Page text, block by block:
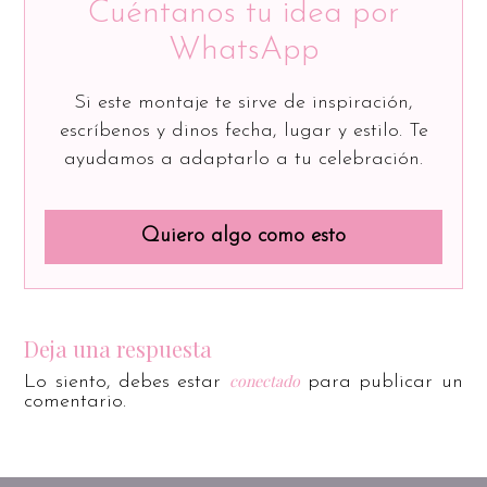
Cuéntanos tu idea por
WhatsApp
Si este montaje te sirve de inspiración,
escríbenos y dinos fecha, lugar y estilo. Te
ayudamos a adaptarlo a tu celebración.
Quiero algo como esto
Deja una respuesta
Lo siento, debes estar conectadopara publicar un
comentario.